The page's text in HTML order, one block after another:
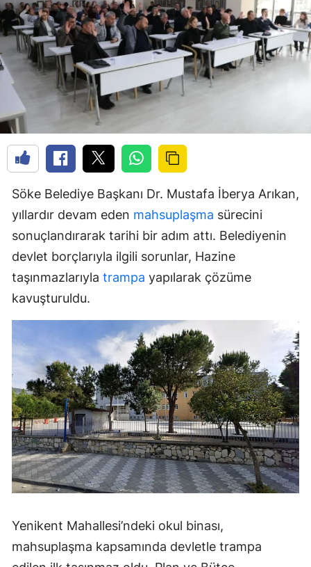
Söke Belediye Başkanı Dr. Mustafa İberya Arıkan,
yıllardır devam eden mahsuplaşma sürecini
sonuçlandırarak tarihi bir adım attı. Belediyenin
devlet borçlarıyla ilgili sorunlar, Hazine
taşınmazlarıyla trampa yapılarak çözüme
kavuşturuldu.
Yenikent Mahallesi’ndeki okul binası,
mahsuplaşma kapsamında devletle trampa